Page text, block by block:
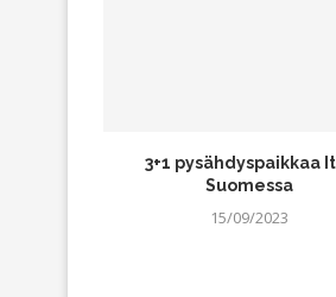
3+1 pysähdyspaikkaa
Suomessa
15/09/2023